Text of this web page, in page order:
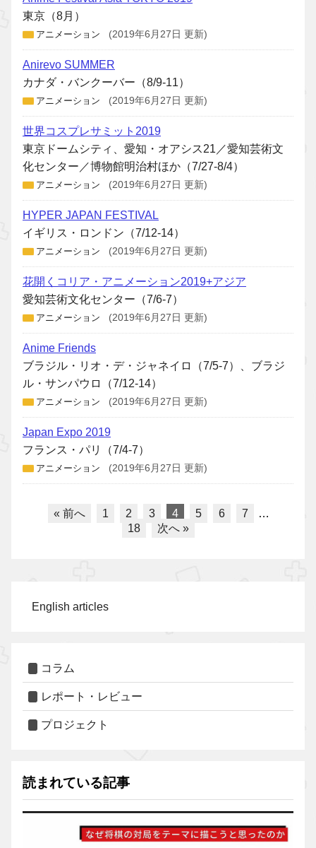
東京（8月）
アニメーション (2019年6月27日 更新)
Anirevo SUMMER
カナダ・バンクーバー（8/9-11）
アニメーション (2019年6月27日 更新)
世界コスプレサミット2019
東京ドームシティ、愛知・オアシス21／愛知芸術文
化センター／博物館明治村ほか（7/27-8/4）
アニメーション (2019年6月27日 更新)
HYPER JAPAN FESTIVAL
イギリス・ロンドン（7/12-14）
アニメーション (2019年6月27日 更新)
花開くコリア・アニメーション2019+アジア
愛知芸術文化センター（7/6-7）
アニメーション (2019年6月27日 更新)
Anime Friends
ブラジル・リオ・デ・ジャネイロ（7/5-7）、ブラジ
ル・サンパウロ（7/12-14）
アニメーション (2019年6月27日 更新)
Japan Expo 2019
フランス・パリ（7/4-7）
アニメーション (2019年6月27日 更新)
« 前へ 1 2 3 4 5 6 7
…
18
次へ »
English articles
コラム
レポート・レビュー
プロジェクト
読まれている記事